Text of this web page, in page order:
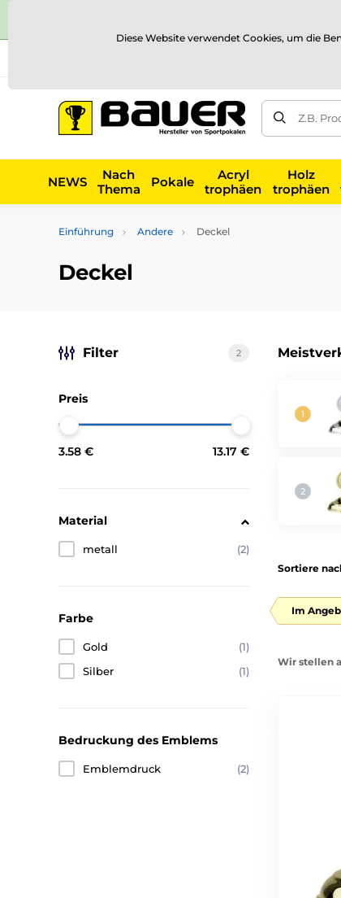
Z.B.
NEWS
Nach
Thema
Pokale
Acryl
trophäen
Holz
trophäen
Einführung Andere Deckel
Deckel
Filter 2
Preis
3.58 € 13.17 €
Material
metall (2)
Farbe
Gold
(1)
Silber
(1)
Bedruckung des Emblems
Emblemdruck (2)
Sortiere
Im
Wir stellen
Diese Website verwendet Cookies, um die